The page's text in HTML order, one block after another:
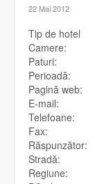
22 Mai 2012
Tip de hotel
Camere:
Paturi:
Perioadă:
Pagină web:
E-mail:
Telefoane:
Fax:
Răspunzător:
Stradă:
Regiune: